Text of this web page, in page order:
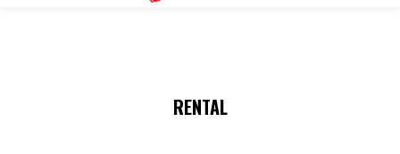
RENTAL